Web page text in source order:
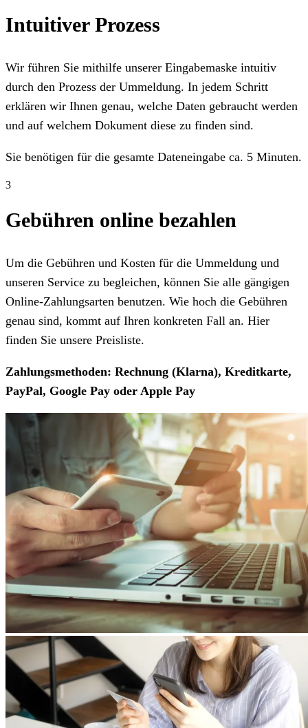
Intuitiver Prozess
Wir führen Sie mithilfe unserer Eingabemaske intuitiv
durch den Prozess der Ummeldung. In jedem Schritt
erklären wir Ihnen genau, welche Daten gebraucht werden
und auf welchem Dokument diese zu finden sind.
Sie benötigen für die gesamte Dateneingabe ca. 5 Minuten.
3
Gebühren online bezahlen
Um die Gebühren und Kosten für die Ummeldung und
unseren Service zu begleichen, können Sie alle gängigen
Online-Zahlungsarten benutzen. Wie hoch die Gebühren
genau sind, kommt auf Ihren konkreten Fall an. Hier
finden Sie unsere Preisliste.
Zahlungsmethoden: Rechnung (Klarna), Kreditkarte,
PayPal, Google Pay oder Apple Pay